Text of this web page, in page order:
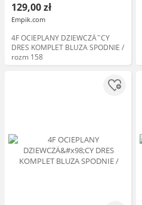
129,00 zł
Empik.com
4F OCIEPLANY DZIEWCZÄ˜CY
DRES KOMPLET BLUZA SPODNIE /
rozm 158